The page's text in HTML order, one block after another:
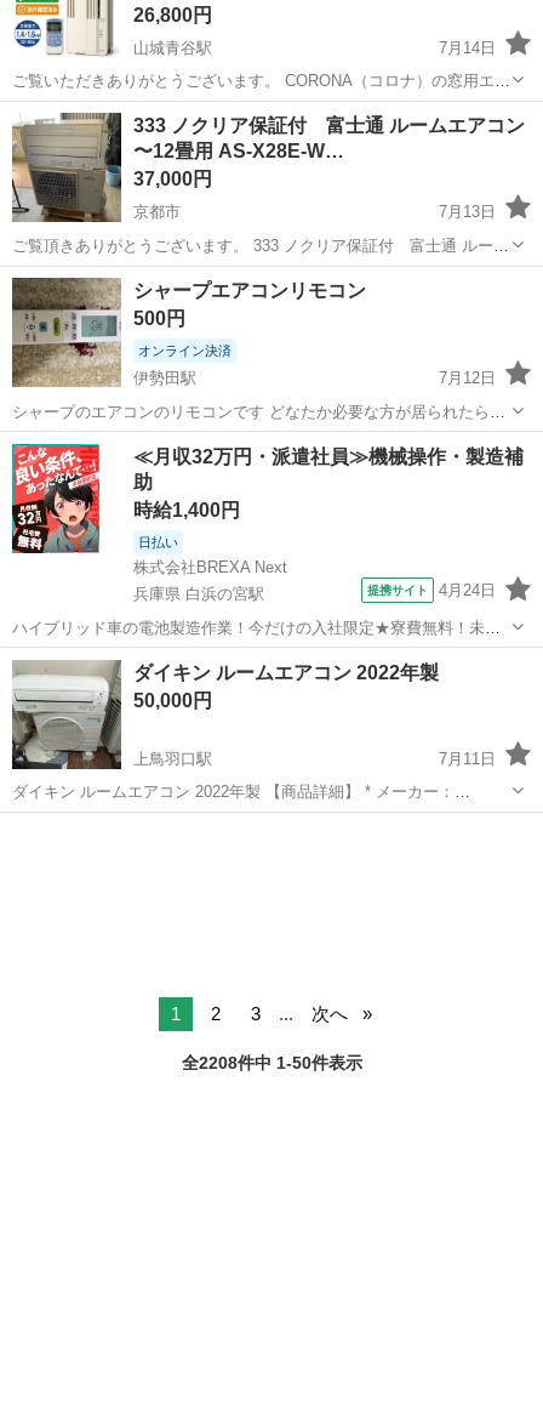
26,800円
山城青谷駅
7月14日
ご覧いただきありがとうございます。 CORONA（コロナ）の窓用エア
コンです。 動作確認済み リモコン付き 2016年製 冷房能力
1.4kW（50Hz）/1.6kW（60Hz） 暑い季節に工事不要で簡単に設置で
きる窓...
京都 綴喜郡 山城青谷駅 季節、空調家電
333 ノクリア保証付 富士通 ルームエアコン
〜12畳用 AS-X28E-W…
37,000円
京都市
7月13日
ご覧頂きありがとうございます。 333 ノクリア保証付 富士通 ルーム
エアコン 〜12畳用 AS-X28E-W ★取り付け・買い取り★京都・大阪・
滋賀・奈良・兵庫★ ◎動作確認済です。 内容・付属品 室...
京都 京都市 季節、空調家電 ノクリア
シャープエアコンリモコン
500円
オンライン決済
伊勢田駅
7月12日
シャープのエアコンのリモコンです どなたか必要な方が居られたら活
躍してもらいたいです
京都 宇治市 伊勢田駅 季節、空調家電 シャープ
≪月収32万円・派遣社員≫機械操作・製造補
助
時給1,400円
日払い
株式会社BREXA Next
兵庫県 白浜の宮駅
提携サイト 4月24日
ハイブリッド車の電池製造作業！今だけの入社限定★寮費無料！未経
験活躍中★20～50代の男性活躍中！安定企業で長期で働きたい方オス
スメ！年間休日130日！正社員登用制度あり！マイカー通勤OK！ワン
ルーム寮完備！《兵庫県姫路市》...
兵庫 姫路市 白浜の宮駅
ダイキン ルームエアコン 2022年製
50,000円
上鳥羽口駅
7月11日
ダイキン ルームエアコン 2022年製 【商品詳細】 * メーカー：
DAIKIN（ダイキン） * 型番：F25ZTES-W * 室外機：R25ZES * 2022
1 2 3 ... 次へ
全2208件中 1-50件表示